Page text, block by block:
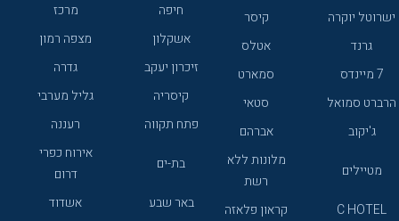
ישרוטל יוקרה
קיסר
גרנד
אטלס
7 מיינדס
סמארט
הרברט סמואל
סטאי
ג'יקוב
אברהם
מטיילים
מלונות ללא
רשת
C HOTEL
קראון פלאזה
חיפה
מרכז
אשקלון
מצפה רמון
זיכרון יעקב
גדרה
קיסריה
גליל מערבי
פתח תקווה
רעננה
בת-ים
אירוח כפרי
דרום
באר שבע
אשדוד